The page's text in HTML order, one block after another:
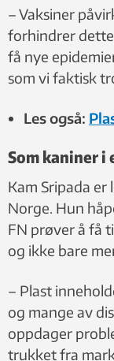
– Vaksiner
forhindrer
få nye
som vi faktisk
Les også:
Som kaniner i
Kam Sripada
Norge. Hun
FN prøver å få
og ikke
– Plast
og mange av
oppdager
trukket fra